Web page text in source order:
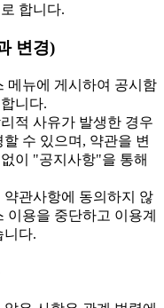
합니다.
변경)
뉴에 게시하여 공시함
니다.
적 사유가 발생한 경우
수 있으며, 약관을 변
이 "공지사항"을 통해
관사항에 동의하지 않
이용을 중단하고 이용계
니다.